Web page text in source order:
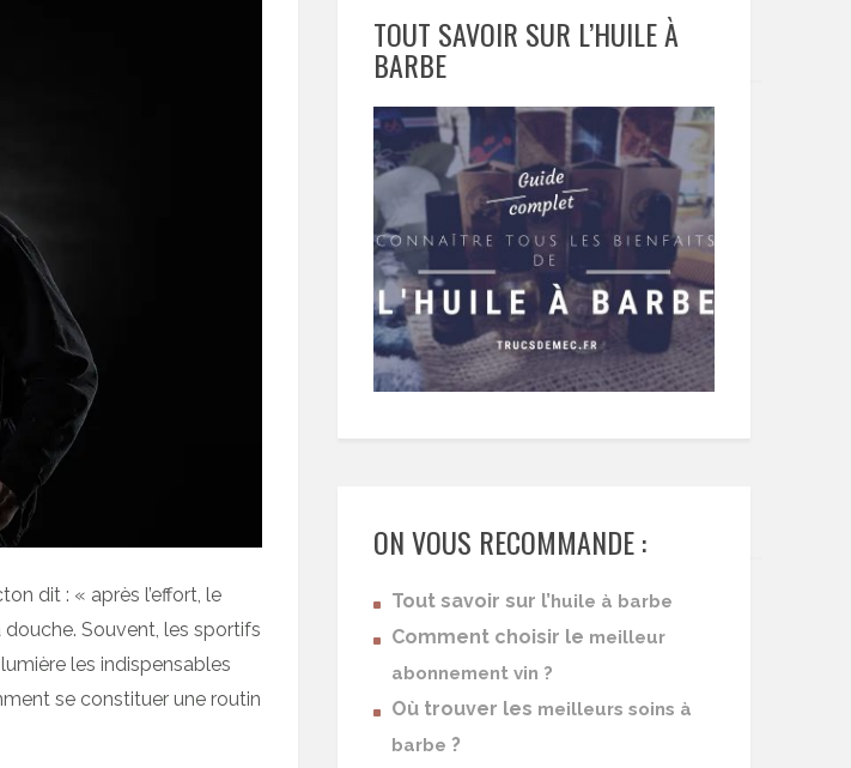
dit : « après l’effort, le
Souvent, les sportifs
les indispensables
se constituer une routin
TOUT SAVOIR SUR L’HUILE À
BARBE
ON VOUS RECOMMANDE :
Tout savoir sur l’ huile à barbe
Comment choisir le meilleur
abonnement vin ?
Où trouver les meilleurs soins à
barbe ?